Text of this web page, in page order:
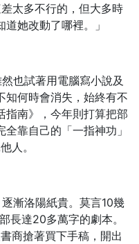
太多不行的，但大多時
她改動了哪裡。」
試著用電腦寫小說及
知何時會消失，始終有不
指南》，今年則打算把部
靠自己的「一指神功」
人。
洛陽紙貴。莫言10幾
長達20多萬字的劇本。
商搶著買下手稿，開出